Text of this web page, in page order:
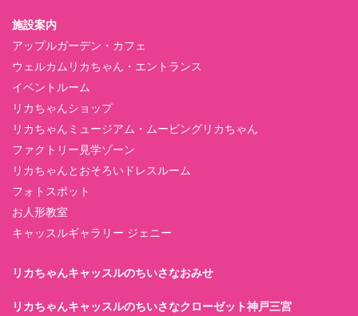
施設案内
アップルガーデン・カフェ
ウェルカムリカちゃん・エントランス
イベントルーム
リカちゃんショップ
リカちゃんミュージアム・ムービングリカちゃん
ファクトリー見学ゾーン
リカちゃんとおそろいドレスルーム
フォトスポット
お人形教室
キャッスルギャラリー ジェニー
リカちゃんキャッスルのちいさなおみせ
リカちゃんキャッスルのちいさなクローゼット神戸三宮